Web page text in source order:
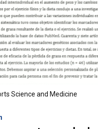
Science and Medicine